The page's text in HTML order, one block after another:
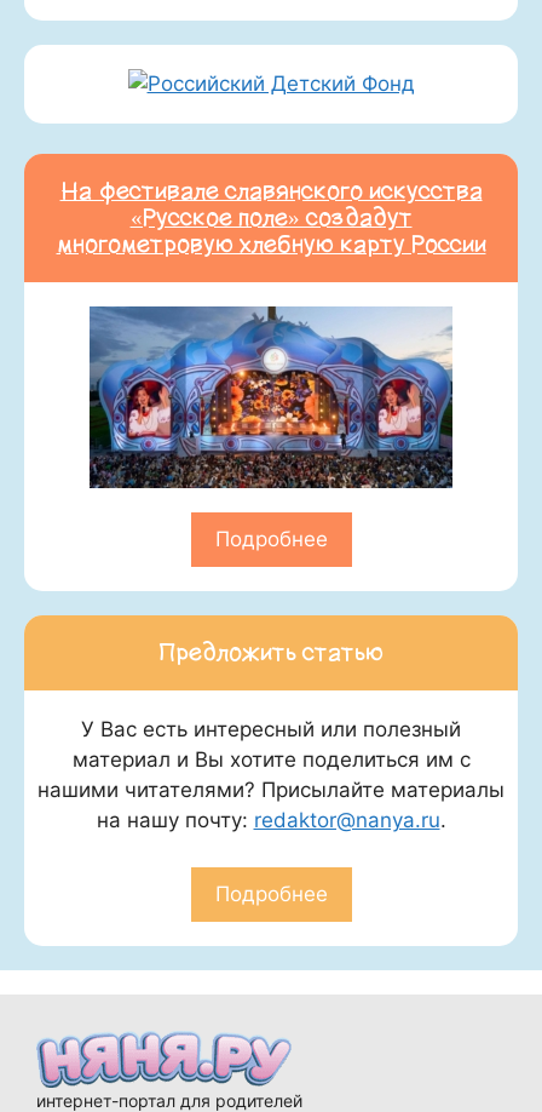
На фестивале славянского искусства
«Русское поле» создадут
многометровую хлебную карту России
Подробнее
Предложить статью
У Вас есть интересный или полезный
материал и Вы хотите поделиться им с
нашими читателями? Присылайте материалы
на нашу почту: redaktor@nanya.ru.
Подробнее
интернет-портал для родителей